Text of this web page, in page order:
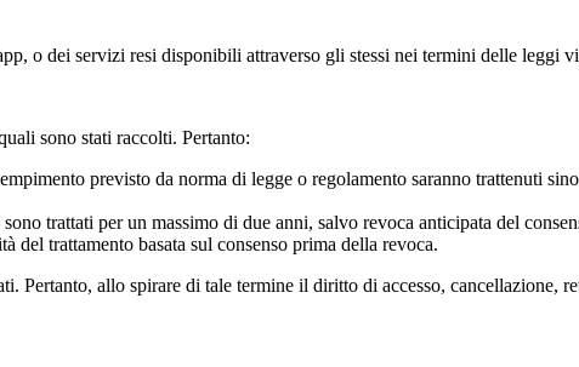
o dei servizi resi disponibili attraverso gli stessi nei termini delle leggi
sono stati raccolti. Pertanto:
previsto da norma di legge o regolamento saranno trattenuti
trattati per un massimo di due anni, salvo revoca anticipata del
del trattamento basata sul consenso prima della revoca.
Pertanto, allo spirare di tale termine il diritto di accesso,